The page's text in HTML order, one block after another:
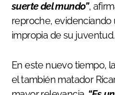
suerte del mundo”,
reproche, evidenciando
impropia de su juventud.
En este nuevo tiempo,
el también matador